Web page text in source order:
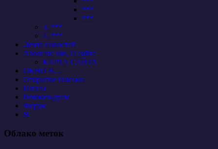
***
***
3. ***
4. ***
Лента новостей
About the site, О сайте
КАРТА САЙТА
ОКНО В…
Открытое Письмо
Планы
Рекомен-дуем
Форум
Я
Облако меток